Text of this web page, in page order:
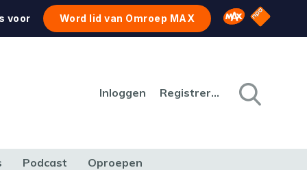
voor Word lid van Omroep MAX Omroep MAX
NPO
Inloggen Registreren
Podcast Oproepen